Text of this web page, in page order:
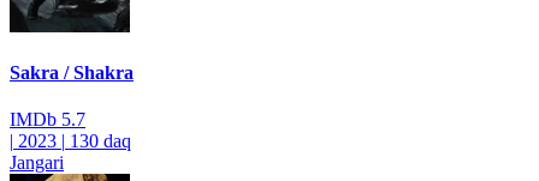
Sakra / Shakra
IMDb 5.7
| 2023 | 130 daq
Jangari